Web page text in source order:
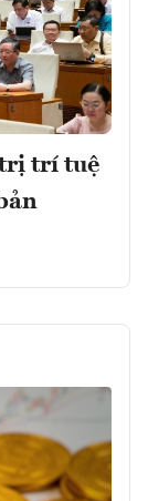
trị trí tuệ